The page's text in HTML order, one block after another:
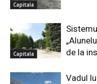
Capitala
Capitala
de la
Vadul